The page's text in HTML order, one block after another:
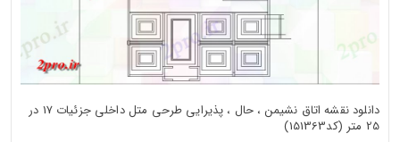
دانلود نقشه اتاق نشیمن ، حال ، پذیرایی طرحی متل داخلی جزئیات 17 در
25 متر (کد151363)